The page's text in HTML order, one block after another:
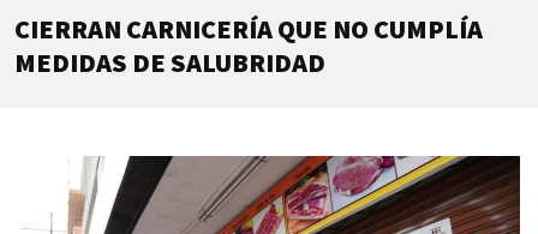
CIERRAN CARNICERÍA QUE NO CUMPLÍA
MEDIDAS DE SALUBRIDAD